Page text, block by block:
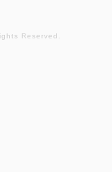
Reserved.